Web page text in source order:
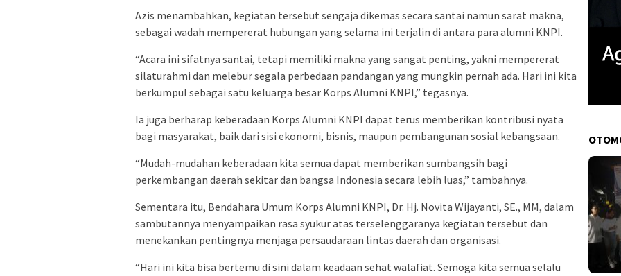
Azis menambahkan, kegiatan tersebut sengaja dikemas secara santai namun sarat makna,
sebagai wadah mempererat hubungan yang selama ini terjalin di antara para alumni KNPI.
“Acara ini sifatnya santai, tetapi memiliki makna yang sangat penting, yakni mempererat
silaturahmi dan melebur segala perbedaan pandangan yang mungkin pernah ada. Hari ini kita
berkumpul sebagai satu keluarga besar Korps Alumni KNPI,” tegasnya.
Ia juga berharap keberadaan Korps Alumni KNPI dapat terus memberikan kontribusi nyata
bagi masyarakat, baik dari sisi ekonomi, bisnis, maupun pembangunan sosial kebangsaan.
“Mudah-mudahan keberadaan kita semua dapat memberikan sumbangsih bagi
perkembangan daerah sekitar dan bangsa Indonesia secara lebih luas,” tambahnya.
Sementara itu, Bendahara Umum Korps Alumni KNPI, Dr. Hj. Novita Wijayanti, SE., MM, dalam
sambutannya menyampaikan rasa syukur atas terselenggaranya kegiatan tersebut dan
menekankan pentingnya menjaga persaudaraan lintas daerah dan organisasi.
“Hari ini kita bisa bertemu di sini dalam keadaan sehat walafiat. Semoga kita semua selalu